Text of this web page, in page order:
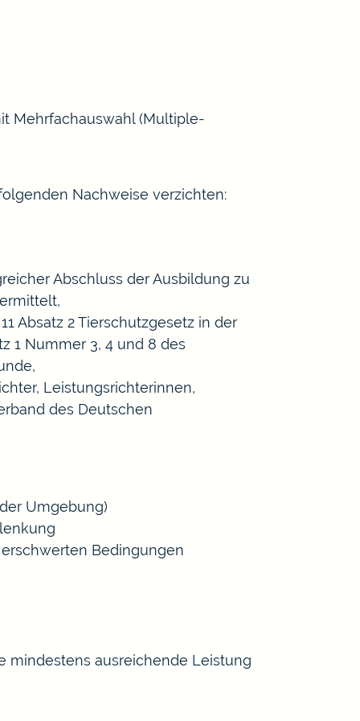
Mehrfachauswahl (Multiple-
Nachweise verzichten:
Abschluss der Ausbildung zu
Absatz 2 Tierschutzgesetz in der
1 Nummer 3, 4 und 8 des
Leistungsrichterinnen,
des Deutschen
Umgebung)
Bedingungen
mindestens ausreichende Leistung